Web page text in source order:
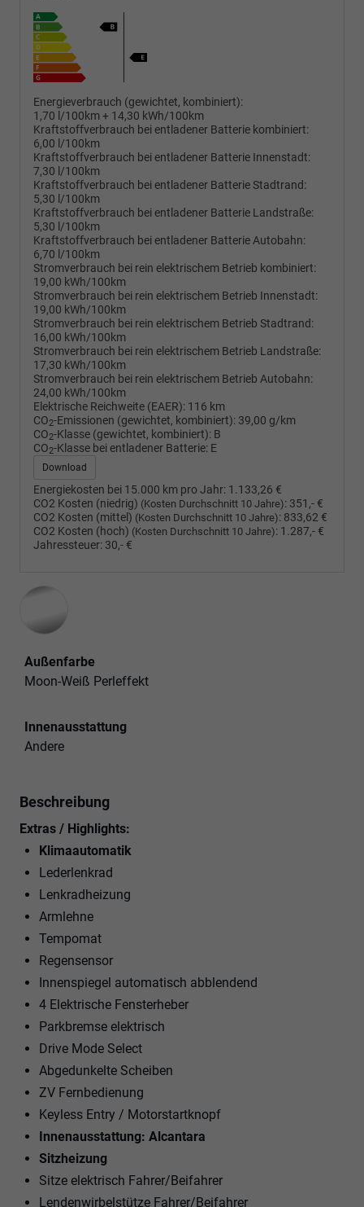
Energieverbrauch (gewichtet, kombiniert):
1,70 l/100km + 14,30 kWh/100km
Kraftstoffverbrauch bei entladener Batterie kombiniert:
6,00 l/100km
Kraftstoffverbrauch bei entladener Batterie Innenstadt:
7,30 l/100km
Kraftstoffverbrauch bei entladener Batterie Stadtrand:
5,30 l/100km
Kraftstoffverbrauch bei entladener Batterie Landstraße:
5,30 l/100km
Kraftstoffverbrauch bei entladener Batterie Autobahn:
6,70 l/100km
Stromverbrauch bei rein elektrischem Betrieb kombiniert:
19,00 kWh/100km
Stromverbrauch bei rein elektrischem Betrieb Innenstadt:
19,00 kWh/100km
Stromverbrauch bei rein elektrischem Betrieb Stadtrand:
16,00 kWh/100km
Stromverbrauch bei rein elektrischem Betrieb Landstraße:
17,30 kWh/100km
Stromverbrauch bei rein elektrischem Betrieb Autobahn:
24,00 kWh/100km
Elektrische Reichweite (EAER): 116 km
CO2-Emissionen (gewichtet, kombiniert): 39,00 g/km
CO2-Klasse (gewichtet, kombiniert): B
CO2-Klasse bei entladener Batterie: E
Download
Energiekosten bei 15.000 km pro Jahr: 1.133,26 €
CO2 Kosten (niedrig) (Kosten Durchschnitt 10 Jahre): 351,- €
CO2 Kosten (mittel) (Kosten Durchschnitt 10 Jahre): 833,62 €
CO2 Kosten (hoch) (Kosten Durchschnitt 10 Jahre): 1.287,- €
Jahressteuer: 30,- €
Außenfarbe
Moon-Weiß Perleffekt
Innenausstattung
Andere
Beschreibung
Extras / Highlights:
Klimaautomatik
Lederlenkrad
Lenkradheizung
Armlehne
Tempomat
Regensensor
Innenspiegel automatisch abblendend
4 Elektrische Fensterheber
Parkbremse elektrisch
Drive Mode Select
Abgedunkelte Scheiben
ZV Fernbedienung
Keyless Entry / Motorstartknopf
Innenausstattung: Alcantara
Sitzheizung
Sitze elektrisch Fahrer/Beifahrer
Lendenwirbelstütze Fahrer/Beifahrer